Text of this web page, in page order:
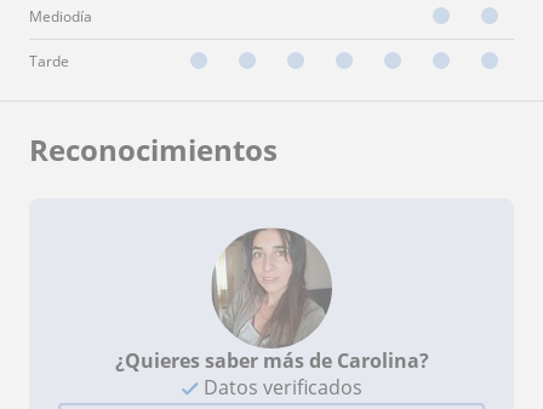
Mediodía
Tarde
Reconocimientos
¿Quieres saber más de Carolina?
Datos verificados